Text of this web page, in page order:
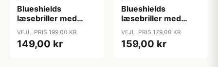
Blueshields
læsebriller med
skærmfilter (Blue
light brille med
læsestyrke) "Amber"
VEJL. PRIS 199,00 KR
149,00 kr
Blueshields
læsebriller med
skærmfilter (Blue
light brille med
læsestyrke)
VEJL. PRIS 179,00 KR
159,00 kr